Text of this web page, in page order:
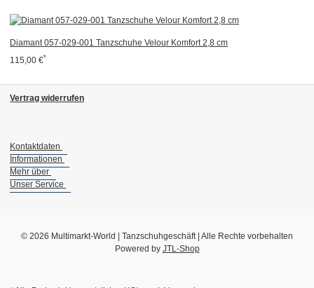
Diamant 057-029-001 Tanzschuhe Velour Komfort 2,8 cm
115,00 €*
Vertrag widerrufen
Kontaktdaten
Informationen
Mehr über
Unser Service
© 2026 Multimarkt-World | Tanzschuhgeschäft | Alle Rechte vorbehalten
Powered by JTL-Shop